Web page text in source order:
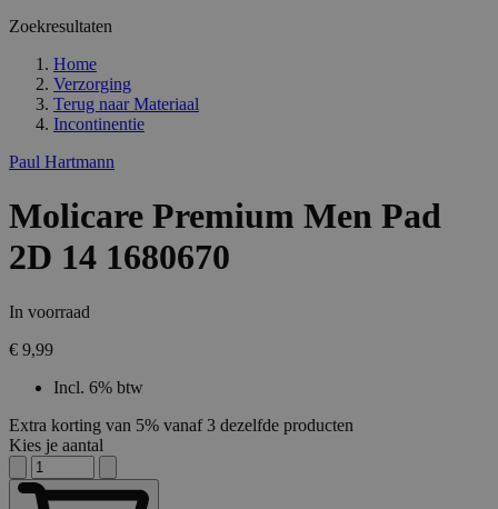
Zoekresultaten
Home
Verzorging
Terug naar Materiaal
Incontinentie
Paul Hartmann
Molicare Premium Men Pad
2D 14 1680670
In voorraad
€ 9,99
Incl. 6% btw
Extra korting van 5% vanaf 3 dezelfde producten
Kies je aantal